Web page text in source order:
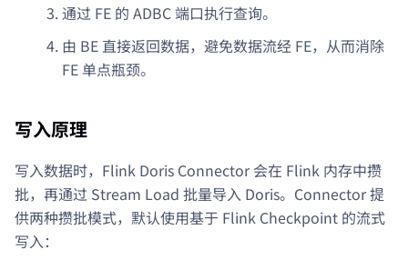
通过 FE 的 ADBC 端口执行查询。
由 BE 直接返回数据，避免数据流经 FE，从而消除
FE 单点瓶颈。
写入原理
写入数据时，Flink Doris Connector 会在 Flink 内存中攒
批，再通过 Stream Load 批量导入 Doris。Connector 提
供两种攒批模式，默认使用基于 Flink Checkpoint 的流式
写入：